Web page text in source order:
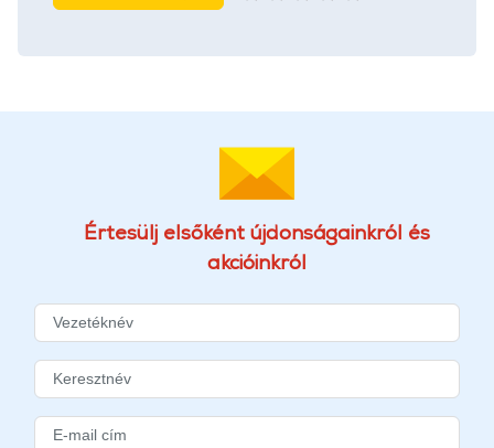
Értesülj elsőként újdonságainkról és
akcióinkról